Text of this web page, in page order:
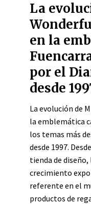
La
en la
por el
desde
La evolución de
la emblemática
los temas más
desde 1997.
tienda de
crecimiento
referente en el
productos de